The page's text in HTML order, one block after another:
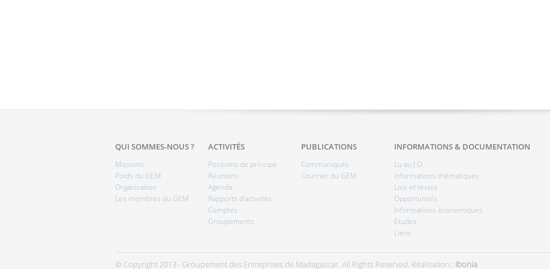
QUI SOMMES-NOUS ?
Missions
Poids du GEM
Organisation
Les membres du GEM
ACTIVITÉS
Positions de principe
Réunions
Agenda
Rapports d'activités
Comptes
Groupements
PUBLICATIONS
Communiqués
Courrier du GEM
INFORMATIONS & DOCUMENTATION
Lu au J.O.
Informations thématiques
Lois et textes
Opportunités
Informations économiques
Etudes
Liens
© Copyright 2013 - Groupement des Entreprises de Madagascar. All Rights Reserved. Réalisation : Ibonia